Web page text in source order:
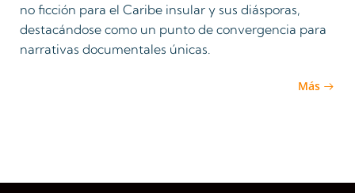
no ficción para el Caribe insular y sus diásporas,
destacándose como un punto de convergencia para
narrativas documentales únicas.
Más